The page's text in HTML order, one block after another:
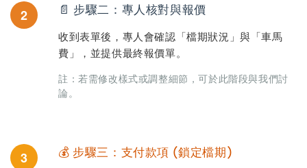
2 📄 步驟二：專人核對與報價
收到表單後，專人會確認「檔期狀況」與「車馬
費」，並提供最終報價單。
註：若需修改樣式或調整細節，可於此階段與我們討
論。
3 💰 步驟三：支付款項 (鎖定檔期)